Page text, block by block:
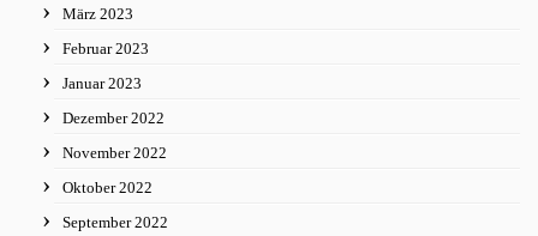
März 2023
Februar 2023
Januar 2023
Dezember 2022
November 2022
Oktober 2022
September 2022